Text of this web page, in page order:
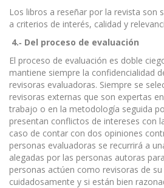
Los libros a reseñar por la revista son
a criterios de interés, calidad y
4.‐ Del proceso de evaluación
El proceso de evaluación es doble
mantiene siempre la confidencialidad
revisoras evaluadoras. Siempre se
revisoras externas que son expertas
trabajo o en la metodología seguida
presentan conflictos de intereses con
caso de contar con dos opiniones
personas evaluadoras se recurrirá a
alegadas por las personas autoras
personas actúen como revisoras de
cuidadosamente y si están bien